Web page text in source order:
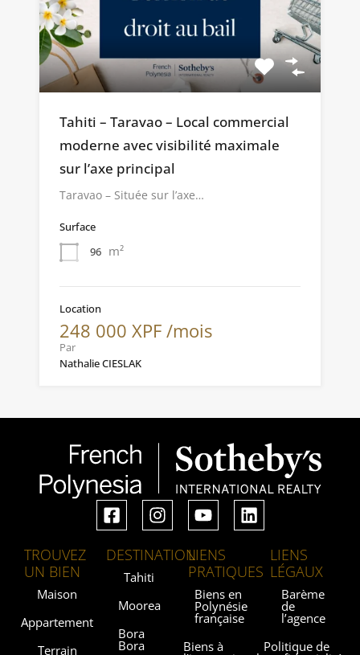
Tahiti – Taravao – Local commercial
moderne avec visibilité maximale
sur l’axe principal
Taravao – Située sur l’axe…
Surface
96 m²
Location
248 000 XPF /mois
Par
Nathalie CIESLAK
TROUVEZ
UN BIEN
Maison
Appartement
Terrain
DESTINATION
Tahiti
Moorea
Bora
Bora
LIENS
PRATIQUES
Biens en
Polynésie
française
Biens à
LIENS
LÉGAUX
Barème
de
l’agence
Politique de